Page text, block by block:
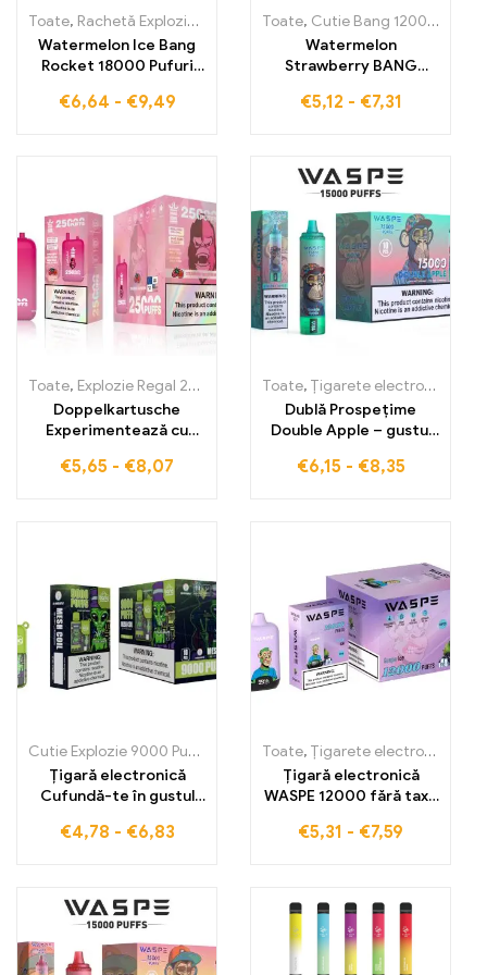
Toate, Rachetă Explozie 18000 Pufuri ,Țigarete electronice de
Watermelon Ice Bang
Rocket 18000 Pufuri
răcoritoare de vapare
€6,64 - €9,49
Toate, Cutie Bang 12000 Pufuri
Watermelon
Strawberry BANG
țigară electronică de
de prospețime
fructată cu aromă de
pepene și căpșuni
€5,12 - €7,31
Toate, Explozie Regal 25000 Pufuri ,Țigarete electronice de unică
Doppelkartusche
Experimentează cu
25000 Puffs
căpșunilor și suculența
pepenilor verzi
€5,65 - €8,07
Toate, Țigarete electronice de unică folosință
Dublă Prospețime
Double Apple – gustul
inhalare de neuitat
€6,15 - €8,35
Cutie Explozie 9000 Pufuri
Țigarete electronice de unică
Țigară electronică
Cufundă-te în gustul
Grape 9000 Pufuri,
€4,78 - €6,83
Toate, Țigarete electronice de unică folosință
Țigară electronică
WASPE 12000 fără taxe
pufuri, GRAPE ICE, lichid
€5,31 - €7,59